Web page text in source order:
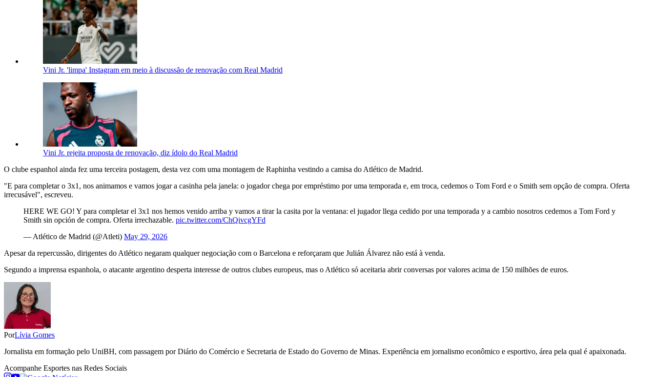
Vini Jr. 'limpa' Instagram em meio à discussão de renovação com Real Madrid
Vini Jr. rejeita proposta de renovação, diz ídolo do Real Madrid
O clube espanhol ainda fez uma terceira postagem, desta vez com uma montagem de Raphinha vestindo a camisa do Atlético de Madrid.
"E para completar o 3x1, nos animamos e vamos jogar a casinha pela janela: o jogador chega por empréstimo por uma temporada e, em troca, cedemos o Tom Ford e o Smith sem opção de compra. Oferta
irrecusável", escreveu.
HERE WE GO! Y para completar el 3x1 nos hemos venido arriba y vamos a tirar la casita por la ventana: el jugador llega cedido por una temporada y a cambio nosotros cedemos a Tom Ford y
Smith sin opción de compra. Oferta irrechazable. pic.twitter.com/ChQivcgYFd
— Atlético de Madrid (@Atleti) May 29, 2026
Apesar da repercussão, dirigentes do Atlético negaram qualquer negociação com o Barcelona e reforçaram que Julián Álvarez não está à venda.
Segundo a imprensa espanhola, o atacante argentino desperta interesse de outros clubes europeus, mas o Atlético só aceitaria abrir conversas por valores acima de 150 milhões de euros.
PorLívia Gomes
Jornalista em formação pelo UniBH, com passagem por Diário do Comércio e Secretaria de Estado do Governo de Minas. Experiência em jornalismo econômico e esportivo, área pela qual é apaixonada.
Acompanhe Esportes nas Redes Sociais